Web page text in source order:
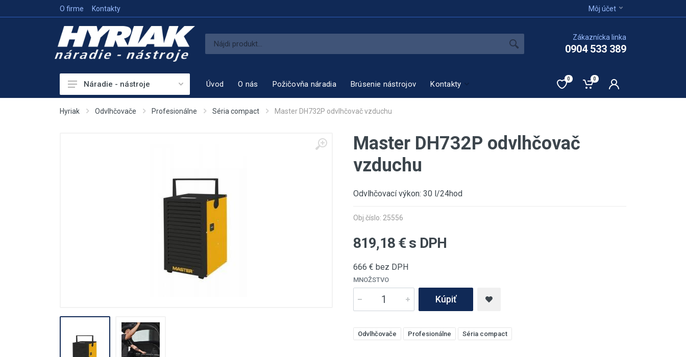
O firme Kontakty Môj účet
Zákaznícka linka
0904 533 389
Akumulátorové náradie
Záhradné náradie
Náradie - nástroje Úvod O nás Požičovňa náradia Brúsenie nástrojov Kontakty
0 0
Hyriak Odvlhčovače Profesionálne Séria compact Master DH732P odvlhčovač vzduchu
Master DH732P odvlhčovač
vzduchu
Odvlhčovací výkon: 30 l/24hod
Obj.číslo: 25556
819,18€ s DPH
666 € bez DPH
MNOŽSTVO
Kúpiť
Odvlhčovače Profesionálne Séria compact